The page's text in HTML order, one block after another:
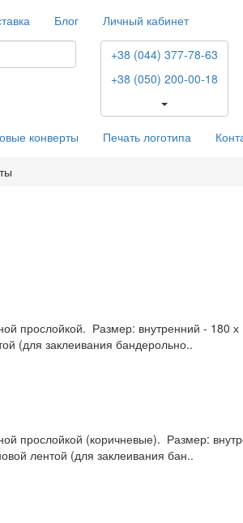
Блог Личный кабинет
+38 (044) 377-78-63
+38 (050) 200-00-18
конверты Печать логотипа
прослойкой. Размер: внутренний - 180
(для заклеивания бандерольно..
прослойкой (коричневые). Размер:
лентой (для заклеивания бан..